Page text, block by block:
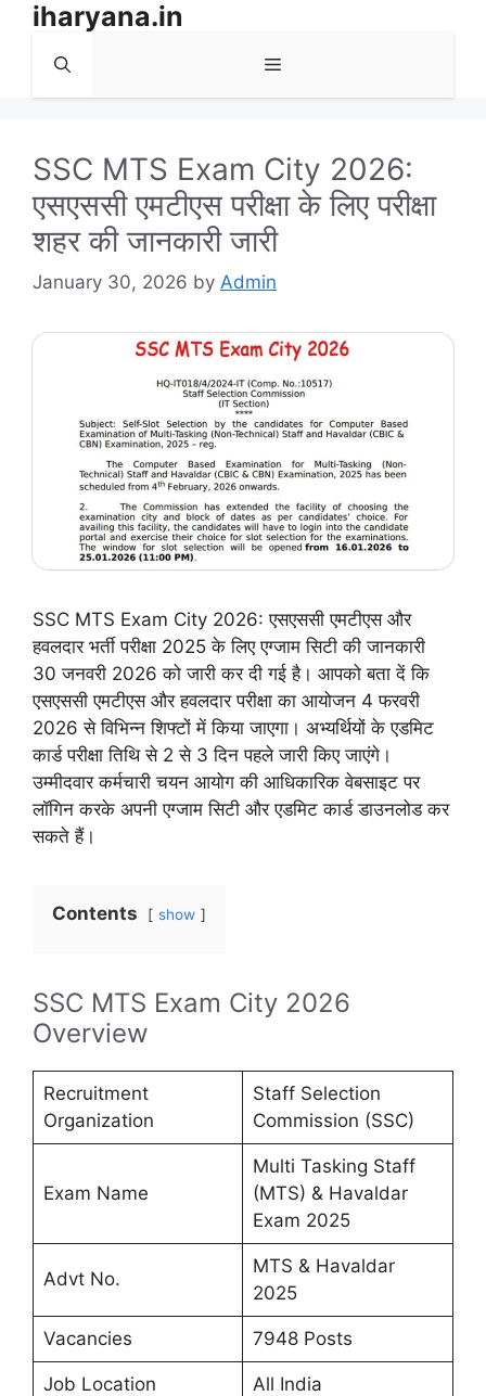
Skip
content
iharyana.in
Menu
SSC MTS Exam City 2026:
एसएससी एमटीएस परीक्षा के लिए परीक्षा
शहर की जानकारी जारी
January 30, 2026 by Admin
SSC MTS Exam City 2026: एसएससी एमटीएस और
हवलदार भर्ती परीक्षा 2025 के लिए एग्जाम सिटी की जानकारी
30 जनवरी 2026 को जारी कर दी गई है। आपको बता दें कि
एसएससी एमटीएस और हवलदार परीक्षा का आयोजन 4 फरवरी
2026 से विभिन्न शिफ्टों में किया जाएगा। अभ्यर्थियों के एडमिट
कार्ड परीक्षा तिथि से 2 से 3 दिन पहले जारी किए जाएंगे।
उम्मीदवार कर्मचारी चयन आयोग की आधिकारिक वेबसाइट पर
लॉगिन करके अपनी एग्जाम सिटी और एडमिट कार्ड डाउनलोड कर
सकते हैं।
Contents show
SSC MTS Exam City 2026
Overview
Recruitment
Organization
Staff Selection
Commission (SSC)
Exam Name
Multi Tasking Staff
(MTS) & Havaldar
Exam 2025
Advt No.
MTS & Havaldar
2025
Vacancies 7948 Posts
Job Location All India